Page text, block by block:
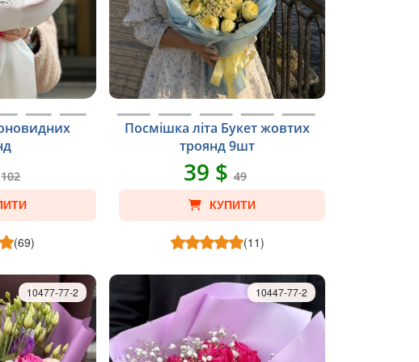
102
(69)
Посмішка літа Букет жовтих
троянд 9шт
39 $49
КУПИТИ
(11)
10477-77-2 10447-77-2